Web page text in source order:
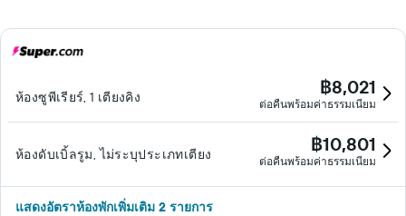
ห้องซูพีเรียร์, 1 เตียงคิง ฿8,021
ต่อคืนพร้อมค่าธรรมเนียม
ห้องดับเบิ้ลรูม, ไม่ระบุประเภทเตียง ฿10,801
ต่อคืนพร้อมค่าธรรมเนียม
แสดงอัตราห้องพักเพิ่มเติม 2 รายการ